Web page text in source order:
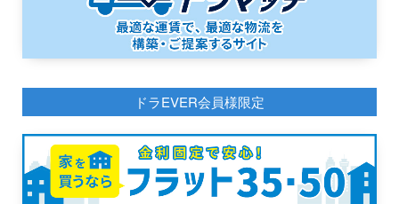
ドラEVER会員様限定